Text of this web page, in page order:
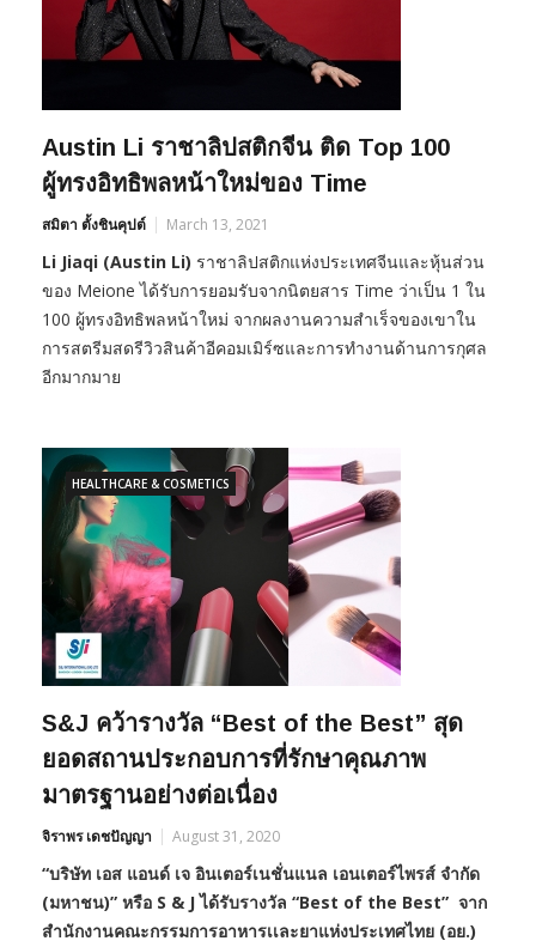
Austin Li ราชาลิปสติกจีน ติด Top 100
ผู้ทรงอิทธิพลหน้าใหม่ของ Time
สมิตา ตั้งชินคุปต์ March 13, 2021
Li Jiaqi (Austin Li) ราชาลิปสติกแห่งประเทศจีนและหุ้นส่วน
ของ Meione ได้รับการยอมรับจากนิตยสาร Time ว่าเป็น 1 ใน
100 ผู้ทรงอิทธิพลหน้าใหม่ จากผลงานความสำเร็จของเขาใน
การสตรีมสดรีวิวสินค้าอีคอมเมิร์ซและการทำงานด้านการกุศล
อีกมากมาย
HEALTHCARE & COSMETICS
S&J คว้ารางวัล “Best of the Best” สุด
ยอดสถานประกอบการที่รักษาคุณภาพ
มาตรฐานอย่างต่อเนื่อง
จิราพร เดชปัญญา August 31, 2020
“บริษัท เอส แอนด์ เจ อินเตอร์เนชั่นแนล เอนเตอร์ไพรส์ จำกัด
(มหาชน)” หรือ S & J ได้รับรางวัล “Best of the Best” จาก
สํานักงานคณะกรรมการอาหารเเละยาแห่งประเทศไทย (อย.)